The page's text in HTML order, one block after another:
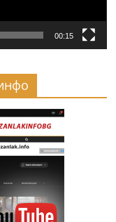
00:15